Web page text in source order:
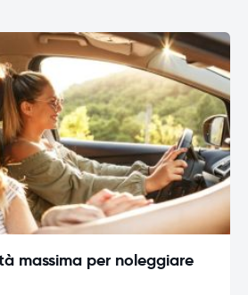
massima per noleggiare